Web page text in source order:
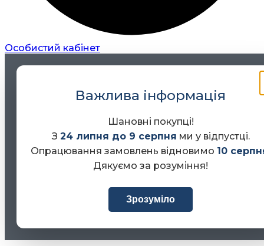
Особистий кабінет
Важлива інформація
Шановні покупці!
З 24 липня до 9 серпня ми у відпустці.
Опрацювання замовлень відновимо 10
Дякуємо за розуміння!
Зрозуміло